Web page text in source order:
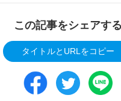
この記事をシェアする
タイトルとURLをコピー